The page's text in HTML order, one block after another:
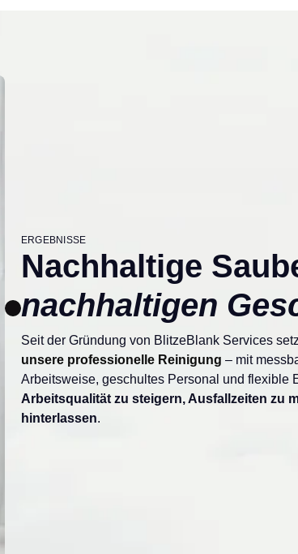
ERGEBNISSE
Nachhaltige
nachhaltigen
Seit der Gründung von BlitzeBlank Services
unsere professionelle Reinigung – mit
Arbeitsweise, geschultes Personal und flexible
Arbeitsqualität zu steigern, Ausfallzeiten zu
hinterlassen.